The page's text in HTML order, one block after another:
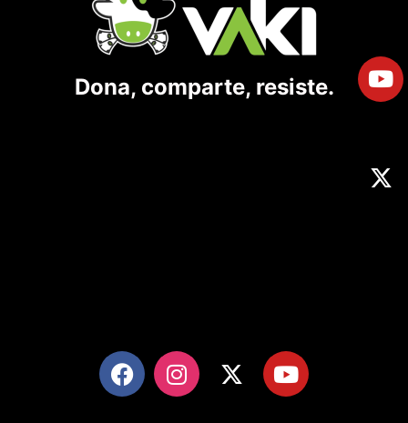
Dona, comparte, resiste.